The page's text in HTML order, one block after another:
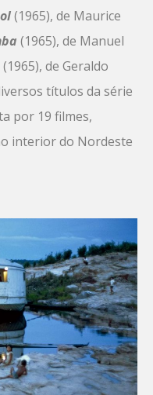
(1965), de Maurice
(1965), de Manuel
(1965), de Geraldo
títulos da série
por 19 filmes,
interior do Nordeste